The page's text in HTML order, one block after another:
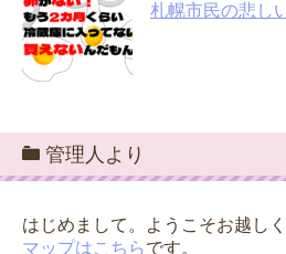
札幌市民の悲し
管理人より
はじめまして。ようこそお越し
マップはこちらです。